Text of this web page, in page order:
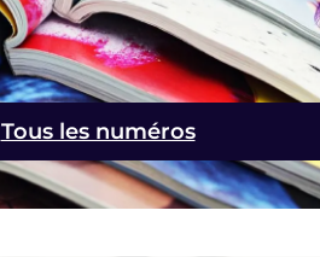
Tous les numéros